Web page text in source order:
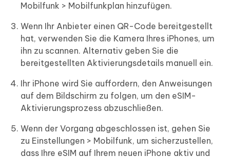
Mobilfunk > Mobilfunkplan hinzufügen.
Wenn Ihr Anbieter einen QR-Code bereitgestellt
hat, verwenden Sie die Kamera Ihres iPhones, um
ihn zu scannen. Alternativ geben Sie die
bereitgestellten Aktivierungsdetails manuell ein.
Ihr iPhone wird Sie auffordern, den Anweisungen
auf dem Bildschirm zu folgen, um den eSIM-
Aktivierungsprozess abzuschließen.
Wenn der Vorgang abgeschlossen ist, gehen Sie
zu Einstellungen > Mobilfunk, um sicherzustellen,
dass Ihre eSIM auf Ihrem neuen iPhone aktiv und